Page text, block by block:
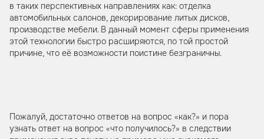
в таких перспективных направлениях как: отделка
автомобильных салонов, декорирование литых дисков,
производстве мебели. В данный момент сферы применения
этой технологии быстро расширяются, по той простой
причине, что её возможности поистине безграничны.
Пожалуй, достаточно ответов на вопрос «как?» и пора
узнать ответ на вопрос «что получилось?» в следствии